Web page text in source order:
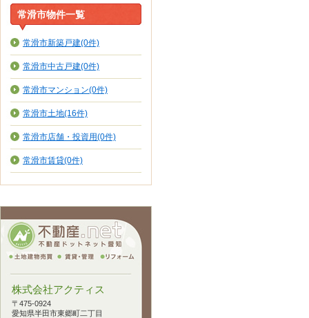
常滑市物件一覧
常滑市新築戸建(0件)
常滑市中古戸建(0件)
常滑市マンション(0件)
常滑市土地(16件)
常滑市店舗・投資用(0件)
常滑市賃貸(0件)
株式会社アクティス
〒475-0924
愛知県半田市東郷町二丁目